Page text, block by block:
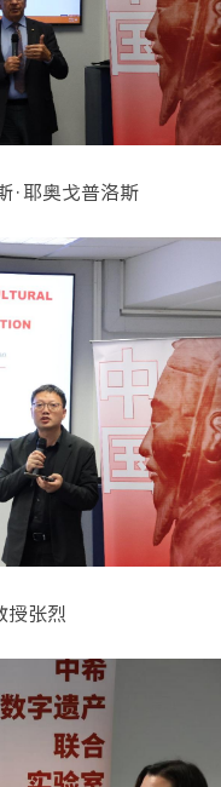
·耶奥戈普洛斯
授张烈